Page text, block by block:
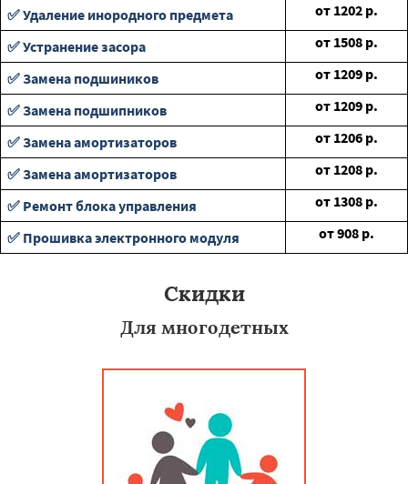
✅ Удаление инородного предмета от 1202 р.
✅ Устранение засора
от 1508 р.
✅ Замена подшиников
от 1209 р.
✅ Замена подшипников
от 1209 р.
✅ Замена амортизаторов
от 1206 р.
✅ Замена амортизаторов
от 1208 р.
✅ Ремонт блока управления
от 1308 р.
✅ Прошивка электронного модуля
от908 р.
Скидки
Для многодетных